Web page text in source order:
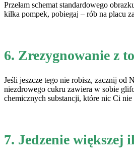
Przełam schemat standardowego
kilka pompek, pobiegaj – rób na placu
6. Zrezygnowanie z
Jeśli jeszcze tego nie robisz, zacznij
niezdrowego cukru zawiera w sobie
chemicznych substancji, które nic Ci
7. Jedzenie większej